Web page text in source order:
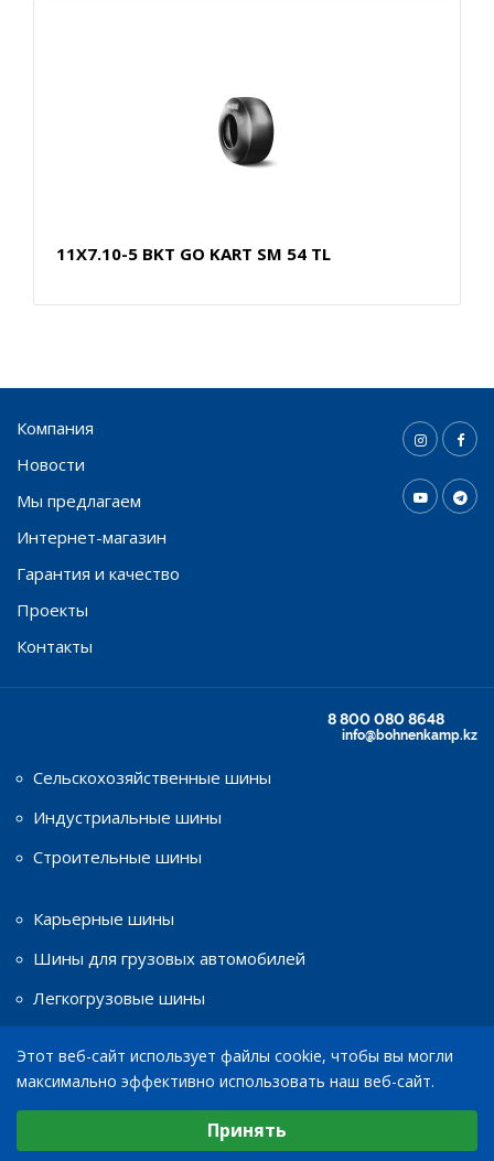
11X7.10-5 BKT GO KART SM 54 TL
Компания
Новости
Мы предлагаем
Интернет-магазин
Гарантия и качество
Проекты
Контакты
8 800 080 8648
info@bohnenkamp.kz
Сельскохозяйственные шины
Индустриальные шины
Строительные шины
Карьерные шины
Шины для грузовых автомобилей
Легкогрузовые шины
Шины для мототехники
Этот веб-сайт использует файлы cookie, чтобы вы могли
максимально эффективно использовать наш веб-сайт.
Выберите настройки cookie
Принять